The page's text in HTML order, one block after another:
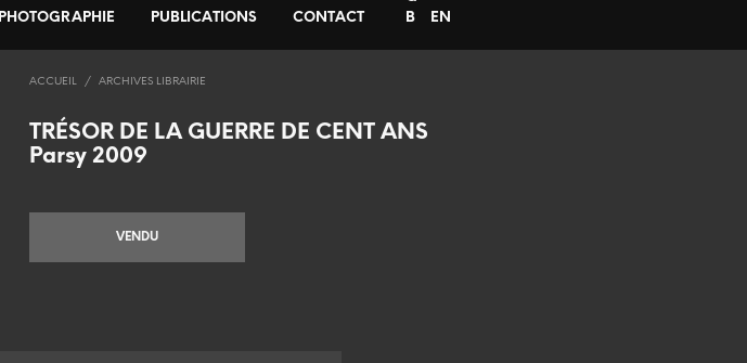
PHOTOGRAPHIE PUBLICATIONS CONTACT EN
ACCUEIL / ARCHIVES LIBRAIRIE
TRÉSOR DE LA GUERRE DE CENT ANS
Parsy 2009
VENDU